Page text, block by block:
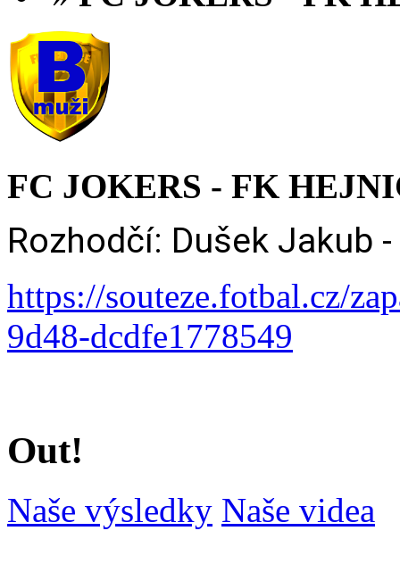
FC JOKERS - FK
Rozhodčí: Dušek Jakub
https://souteze.fotbal.cz/
9d48-dcdfe1778549
Out!
Naše výsledky Naše videa